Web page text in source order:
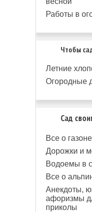
Работы в
Чтобы
Летние
Огородные
Сад
Все о газоне
Дорожки и
Водоемы в
Все о
Анекдоты,
афоризмы
приколы